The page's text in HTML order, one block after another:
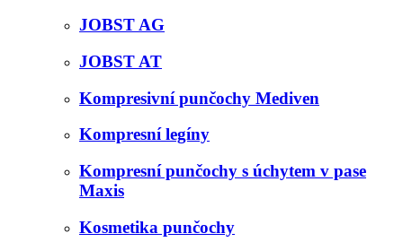
JOBST AG
JOBST AT
Kompresivní punčochy Mediven
Kompresní legíny
Kompresní punčochy s úchytem v pase
Maxis
Kosmetika punčochy